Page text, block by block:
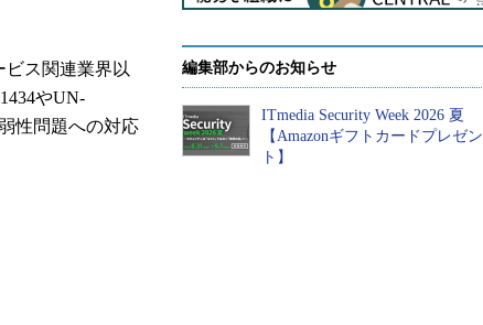
ス関連業界以
やUN-
性問題への対応
編集部からのお知らせ
ITmedia Security Week 2026 夏
【Amazonギフトカードプレゼン
ト】